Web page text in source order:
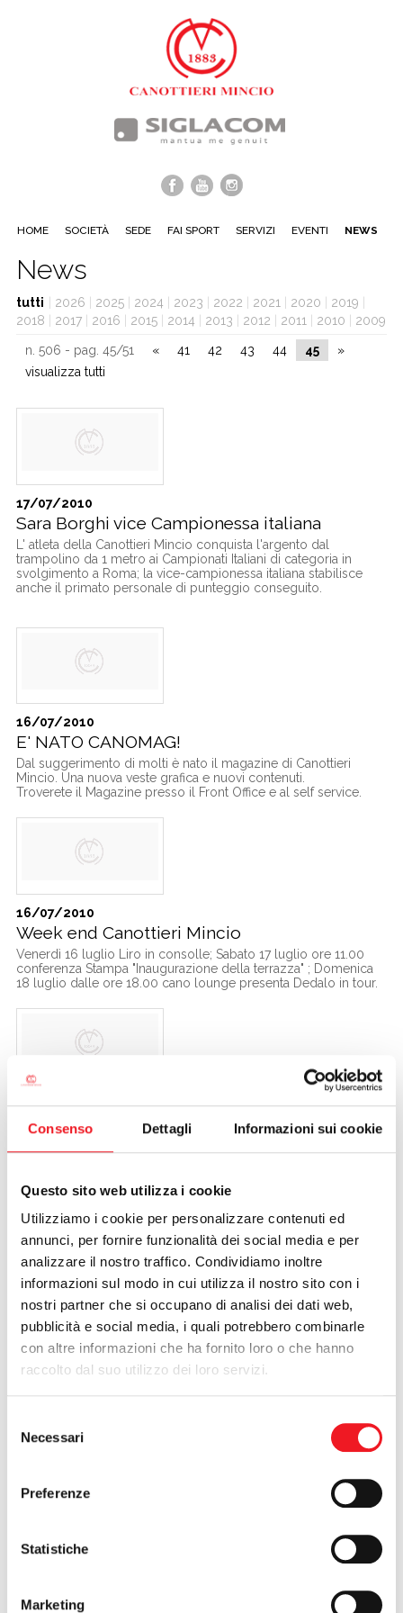
Consenso Dettagli Informazioni sui cookie
Questo sito web utilizza i cookie
Utilizziamo i cookie per personalizzare contenuti ed
annunci, per fornire funzionalità dei social media e per
analizzare il nostro traffico. Condividiamo inoltre
informazioni sul modo in cui utilizza il nostro sito con i
nostri partner che si occupano di analisi dei dati web,
pubblicità e social media, i quali potrebbero combinarle
con altre informazioni che ha fornito loro o che hanno
raccolto dal suo utilizzo dei loro servizi.
delNecessari
Preferenze
Statistiche
Marketing
HOME SOCIETÀ SEDE FAI SPORT SERVIZI EVENTI NEWS
News
tutti 2026 2025| 2024 2023 2022 2021 2020 2019
2018
2017| 2016 2015| 2014 2013 2012 2011 2010 2009
n. 506 - pag. 45/51 « 41 42 43 44 45
»
visualizza tutti
17/07/2010
Sara Borghi vice Campionessa italiana
L' atleta della Canottieri Mincio conquista l'argento dal
trampolino da 1 metro ai Campionati Italiani di categoria in
svolgimento a Roma; la vice-campionessa italiana stabilisce
anche il primato personale di punteggio conseguito.
16/07/2010
E' NATO CANOMAG!
Dal suggerimento di molti è nato il magazine di Canottieri
Mincio. Una nuova veste grafica e nuovi contenuti.
Troverete il Magazine presso il Front Office e al self service.
16/07/2010
Week end Canottieri Mincio
Venerdì 16 luglio Liro in consolle; Sabato 17 luglio ore 11.00
conferenza Stampa "Inaugurazione della terrazza" ; Domenica
18 luglio dalle ore 18.00 cano lounge presenta Dedalo in tour.
03/07/2010
Avviso ai soci
effettuati anche il giorno precedente.
28/06/2010
La puntata della Coda del Drago è sul nostro
sito
Cliccando su http://www.canottieri.com/ita/videos-c-3-
Sabato 3 e domenica 4 luglio la nostra società ospiterà il
Per Canottieri parteciperanno Giulia Menozzi (c3 femminile),